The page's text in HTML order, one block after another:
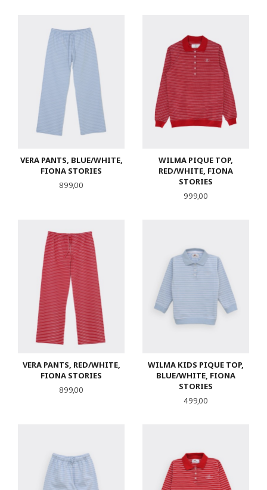
VERA PANTS, BLUE/WHITE,
FIONA STORIES
Pris
899,00
WILMA PIQUE TOP,
RED/WHITE, FIONA
STORIES
Pris
999,00
VERA PANTS, RED/WHITE,
FIONA STORIES
Pris
899,00
WILMA KIDS PIQUE TOP,
BLUE/WHITE, FIONA
STORIES
Pris
499,00